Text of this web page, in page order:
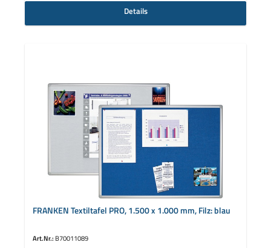
Details
FRANKEN Textiltafel PRO, 1.500 x 1.000 mm, Filz: blau
Art.Nr.: B70011089